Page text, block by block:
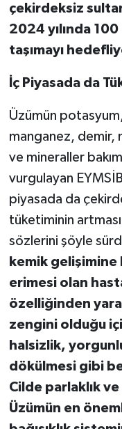
çekirdeksiz
2024 yılında
taşımayı
İç Piyasada da
Üzümün
manganez, demir,
ve mineraller
vurgulayan
piyasada da
tüketiminin
sözlerini şöyle
kemik gelişimine
erimesi olan
özelliğinden
zengini olduğu
halsizlik,
dökülmesi gibi
Cilde parlaklık ve
Üzümün en